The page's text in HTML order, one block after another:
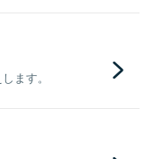
ます。